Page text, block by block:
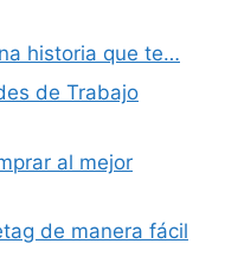
historia que te…
de Trabajo
al mejor
de manera fácil